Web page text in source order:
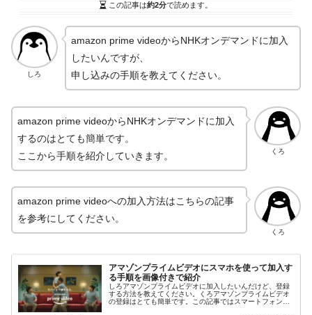
この記事は約2分で読めます。
しろ
amazon prime videoからNHKオンデマンドに加入
したいんですが、
申し込みの手順を教えてください。
くろ
amazon prime videoからNHKオンデマンドに加入
するのはとても簡単です。
ここから手順を紹介していきます。
くろ
amazon prime videoへの加入方法はこちらの記事
を参考にしてください。
アマゾンプライムビデオにスマホを使って加入す
る手順を画像付きで紹介
しろアマゾンプライムビデオに加入したいんだけど、登録
する方法を教えてください。くろアマゾンプライムビデオ
の登録はとても簡単です。この記事ではスマートフォンか